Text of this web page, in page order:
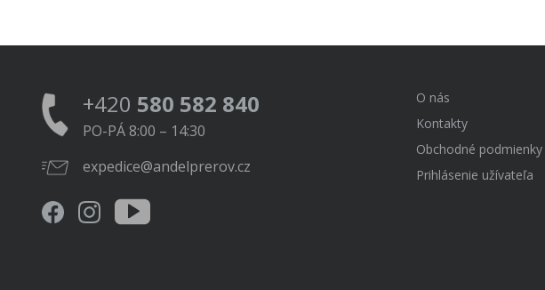
+420 580 582 840
PO-PÁ 8:00 – 14:30
expedice@andelprerov.cz
O nás
Kontakty
Obchodné podmienky
Prihlásenie užívateľa